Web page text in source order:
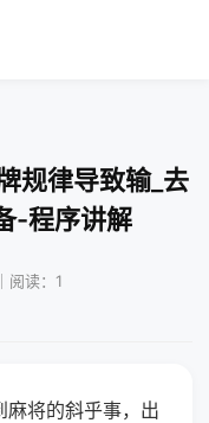
规律导致输_去
-程序讲解
阅读：1
麻将的斜乎事，出